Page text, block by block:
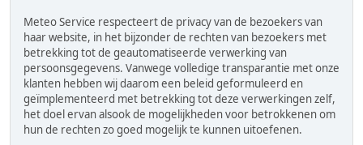
Meteo Service respecteert de privacy van de bezoekers van
haar website, in het bijzonder de rechten van bezoekers met
betrekking tot de geautomatiseerde verwerking van
persoonsgegevens. Vanwege volledige transparantie met onze
klanten hebben wij daarom een beleid geformuleerd en
geïmplementeerd met betrekking tot deze verwerkingen zelf,
het doel ervan alsook de mogelijkheden voor betrokkenen om
hun de rechten zo goed mogelijk te kunnen uitoefenen.